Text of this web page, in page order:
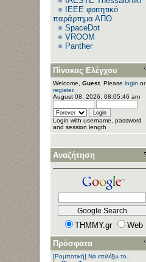
IEEE φοιτητικό
παράρτημα ΑΠΘ
SpaceDot
VROOM
Panther
Πίνακας Ελέγχου
Welcome, Guest. Please login or
register.
August 08, 2026, 08:05:46 am
Login with username, password
and session length
Αναζήτηση
THMMY.gr
Web
Πρόσφατα
[Ρομποτική] Να επιλέξω το...